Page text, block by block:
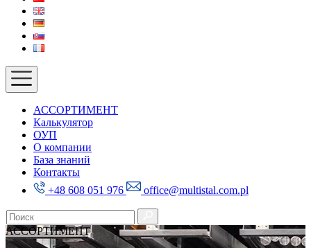
АССОРТИМЕНТ
Калькулятор
ОУП
О компании
База знаний
Контакты
+48 608 051 976
office@multistal.com.pl
АССОРТИМЕНТ